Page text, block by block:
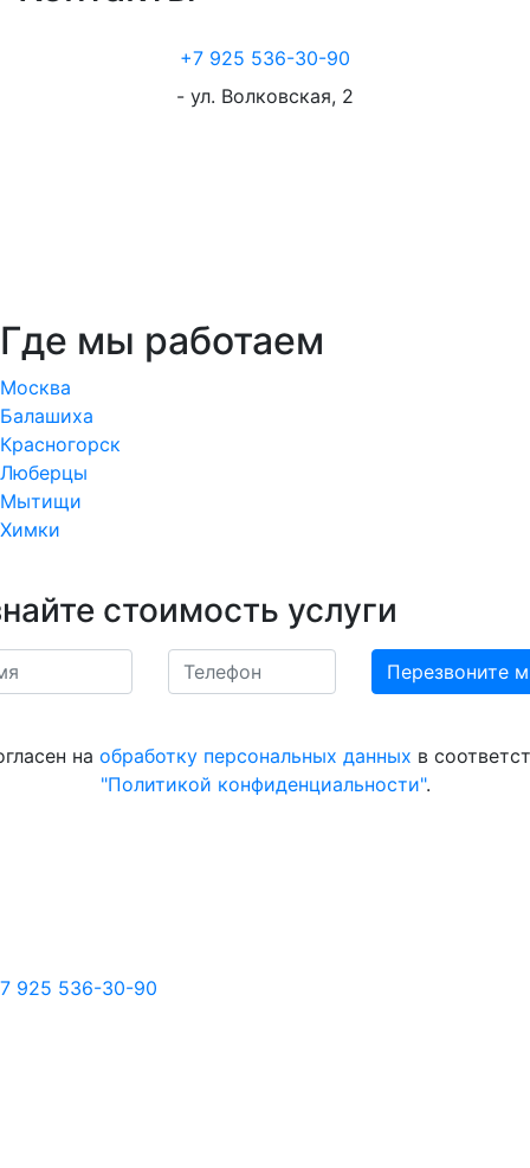
+7 925 536-30-90
- ул. Волковская, 2
Где мы работаем
Москва
Балашиха
Красногорск
Люберцы
Мытищи
Химки
стоимость услуги
на обработку персональных данных в
"Политикой конфиденциальности".
925 536-30-90